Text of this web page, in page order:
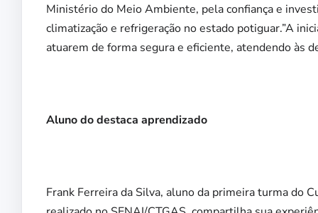
Ministério do Meio Ambiente, pela confiança e
climatização e refrigeração no estado potiguar.”A
atuarem de forma segura e eficiente, atendendo às
Aluno do destaca aprendizado
Frank Ferreira da Silva, aluno da primeira turma do